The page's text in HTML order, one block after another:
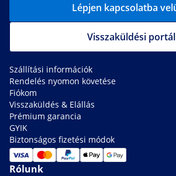
Lépjen kapcsolatba
Visszaküldési portál
Szállítási információk
Rendelés nyomon követése
Fiókom
Visszaküldés & Elállás
Prémium garancia
GYIK
Biztonságos fizetési módok
Rólunk